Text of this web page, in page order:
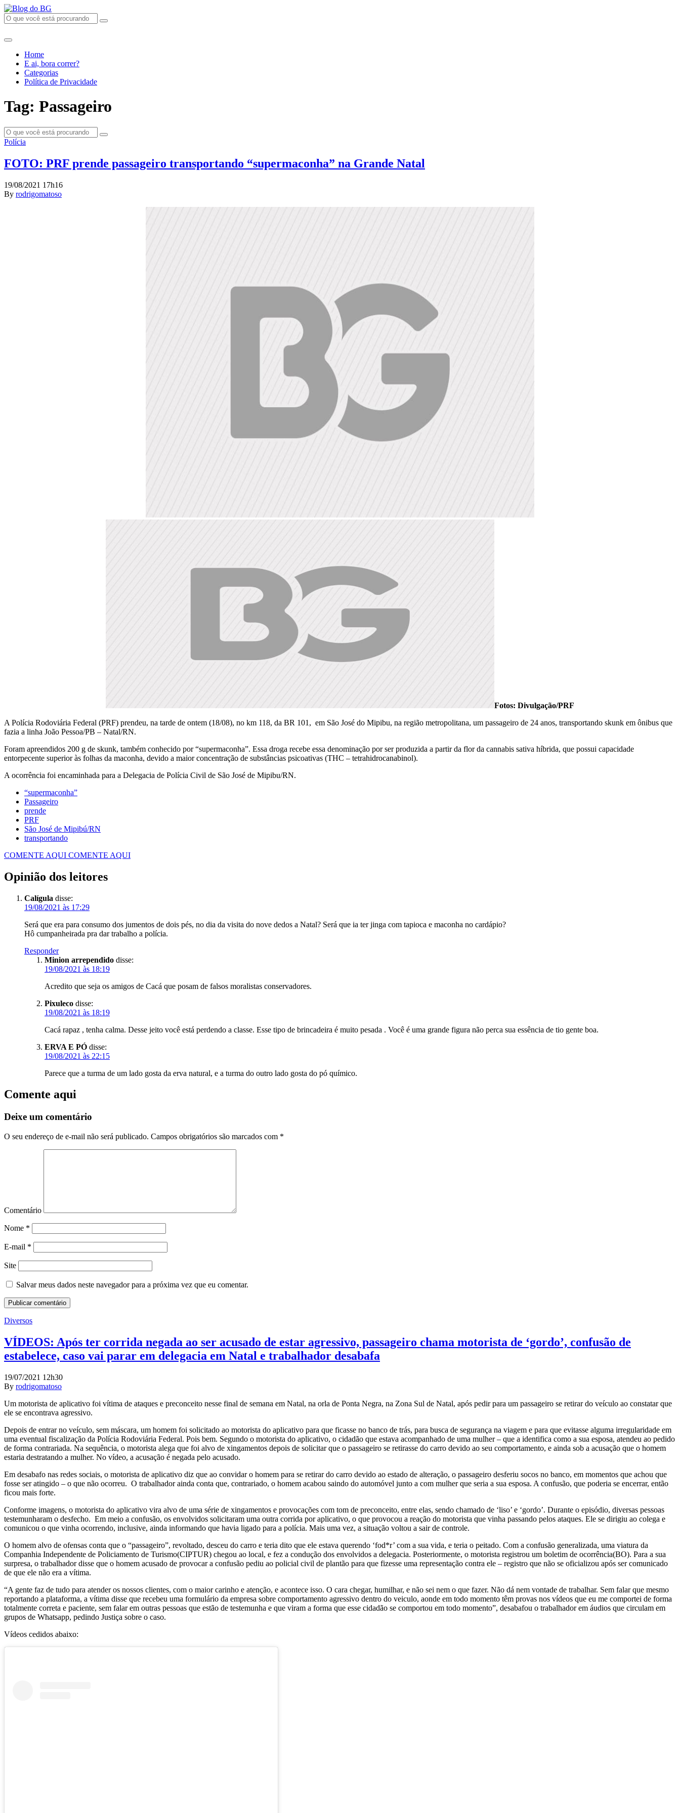
Home
E ai, bora correr?
Categorias
Política de Privacidade
Tag: Passageiro
Polícia
FOTO: PRF prende passageiro transportando “supermaconha” na Grande Natal
19/08/2021 17h16
By rodrigomatoso
Fotos: Divulgação/PRF
A Polícia Rodoviária Federal (PRF) prendeu, na tarde de ontem (18/08), no km 118, da BR 101, em São José do Mipibu, na região metropolitana, um passageiro de 24 anos, transportando skunk em ônibus que
fazia a linha João Pessoa/PB – Natal/RN.
Foram apreendidos 200 g de skunk, também conhecido por “supermaconha”. Essa droga recebe essa denominação por ser produzida a partir da flor da cannabis sativa híbrida, que possui capacidade
entorpecente superior às folhas da maconha, devido a maior concentração de substâncias psicoativas (THC – tetrahidrocanabinol).
A ocorrência foi encaminhada para a Delegacia de Polícia Civil de São José de Mipibu/RN.
“supermaconha”
Passageiro
prende
PRF
São José de Mipibú/RN
transportando
COMENTE AQUI COMENTE AQUI
Opinião dos leitores
Calígula disse:
19/08/2021 às 17:29
Será que era para consumo dos jumentos de dois pés, no dia da visita do nove dedos a Natal? Será que ia ter jinga com tapioca e maconha no cardápio?
Hô cumpanheirada pra dar trabalho a polícia.
Responder
Minion arrependido disse:
19/08/2021 às 18:19
Acredito que seja os amigos de Cacá que posam de falsos moralistas conservadores.
Pixuleco disse:
19/08/2021 às 18:19
Cacá rapaz , tenha calma. Desse jeito você está perdendo a classe. Esse tipo de brincadeira é muito pesada . Você é uma grande figura não perca sua essência de tio gente boa.
ERVA E PÓ disse:
19/08/2021 às 22:15
Parece que a turma de um lado gosta da erva natural, e a turma do outro lado gosta do pó químico.
Comente aqui
Deixe um comentário
O seu endereço de e-mail não será publicado. Campos obrigatórios são marcados com *
Comentário
Nome *
E-mail *
Site
Salvar meus dados neste navegador para a próxima vez que eu comentar.
Diversos
VÍDEOS: Após ter corrida negada ao ser acusado de estar agressivo, passageiro chama motorista de ‘gordo’, confusão de
estabelece, caso vai parar em delegacia em Natal e trabalhador desabafa
19/07/2021 12h30
By rodrigomatoso
Um motorista de aplicativo foi vítima de ataques e preconceito nesse final de semana em Natal, na orla de Ponta Negra, na Zona Sul de Natal, após pedir para um passageiro se retirar do veículo ao constatar que
ele se encontrava agressivo.
Depois de entrar no veículo, sem máscara, um homem foi solicitado ao motorista do aplicativo para que ficasse no banco de trás, para busca de segurança na viagem e para que evitasse alguma irregularidade em
uma eventual fiscalização da Polícia Rodoviária Federal. Pois bem. Segundo o motorista do aplicativo, o cidadão que estava acompanhado de uma mulher – que a identifica como a sua esposa, atendeu ao pedido
de forma contrariada. Na sequência, o motorista alega que foi alvo de xingamentos depois de solicitar que o passageiro se retirasse do carro devido ao seu comportamento, e ainda sob a acusação que o homem
estaria destratando a mulher. No vídeo, a acusação é negada pelo acusado.
Em desabafo nas redes sociais, o motorista de aplicativo diz que ao convidar o homem para se retirar do carro devido ao estado de alteração, o passageiro desferiu socos no banco, em momentos que achou que
fosse ser atingido – o que não ocorreu. O trabalhador ainda conta que, contrariado, o homem acabou saindo do automóvel junto a com mulher que seria a sua esposa. A confusão, que poderia se encerrar, então
ficou mais forte.
Conforme imagens, o motorista do aplicativo vira alvo de uma série de xingamentos e provocações com tom de preconceito, entre elas, sendo chamado de ‘liso’ e ‘gordo’. Durante o episódio, diversas pessoas
testemunharam o desfecho. Em meio a confusão, os envolvidos solicitaram uma outra corrida por aplicativo, o que provocou a reação do motorista que vinha passando pelos ataques. Ele se dirigiu ao colega e
comunicou o que vinha ocorrendo, inclusive, ainda informando que havia ligado para a polícia. Mais uma vez, a situação voltou a sair de controle.
O homem alvo de ofensas conta que o “passageiro”, revoltado, desceu do carro e teria dito que ele estava querendo ‘fod*r’ com a sua vida, e teria o peitado. Com a confusão generalizada, uma viatura da
Companhia Independente de Policiamento de Turismo(CIPTUR) chegou ao local, e fez a condução dos envolvidos a delegacia. Posteriormente, o motorista registrou um boletim de ocorrência(BO). Para a sua
surpresa, o trabalhador disse que o homem acusado de provocar a confusão pediu ao policial civil de plantão para que fizesse uma representação contra ele – registro que não se oficializou após ser comunicado
de que ele não era a vítima.
“A gente faz de tudo para atender os nossos clientes, com o maior carinho e atenção, e acontece isso. O cara chegar, humilhar, e não sei nem o que fazer. Não dá nem vontade de trabalhar. Sem falar que mesmo
reportando a plataforma, a vítima disse que recebeu uma formulário da empresa sobre comportamento agressivo dentro do veiculo, aonde em todo momento têm provas nos vídeos que eu me comportei de forma
totalmente correta e paciente, sem falar em outras pessoas que estão de testemunha e que viram a forma que esse cidadão se comportou em todo momento”, desabafou o trabalhador em áudios que circulam em
grupos de Whatsapp, pedindo Justiça sobre o caso.
Vídeos cedidos abaixo: